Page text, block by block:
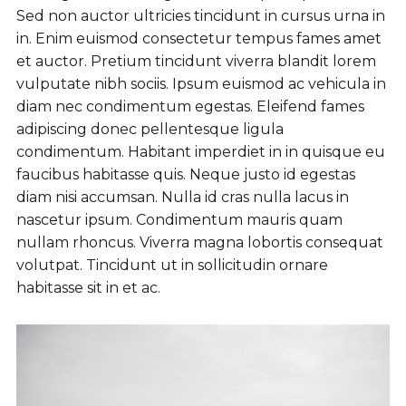
Sed non auctor ultricies tincidunt in cursus urna in
in. Enim euismod consectetur tempus fames amet
et auctor. Pretium tincidunt viverra blandit lorem
vulputate nibh sociis. Ipsum euismod ac vehicula in
diam nec condimentum egestas. Eleifend fames
adipiscing donec pellentesque ligula
condimentum. Habitant imperdiet in in quisque eu
faucibus habitasse quis. Neque justo id egestas
diam nisi accumsan. Nulla id cras nulla lacus in
nascetur ipsum. Condimentum mauris quam
nullam rhoncus. Viverra magna lobortis consequat
volutpat. Tincidunt ut in sollicitudin ornare
habitasse sit in et ac.